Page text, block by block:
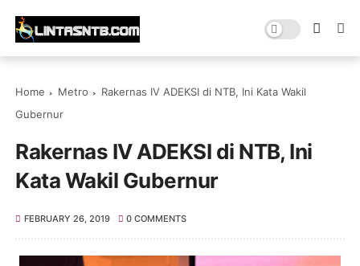
Home Metro
Rakernas IV ADEKSI di NTB, Ini Kata Wakil
Gubernur
Rakernas IV ADEKSI di NTB, Ini
Kata Wakil Gubernur
FEBRUARY 26, 2019 0 COMMENTS